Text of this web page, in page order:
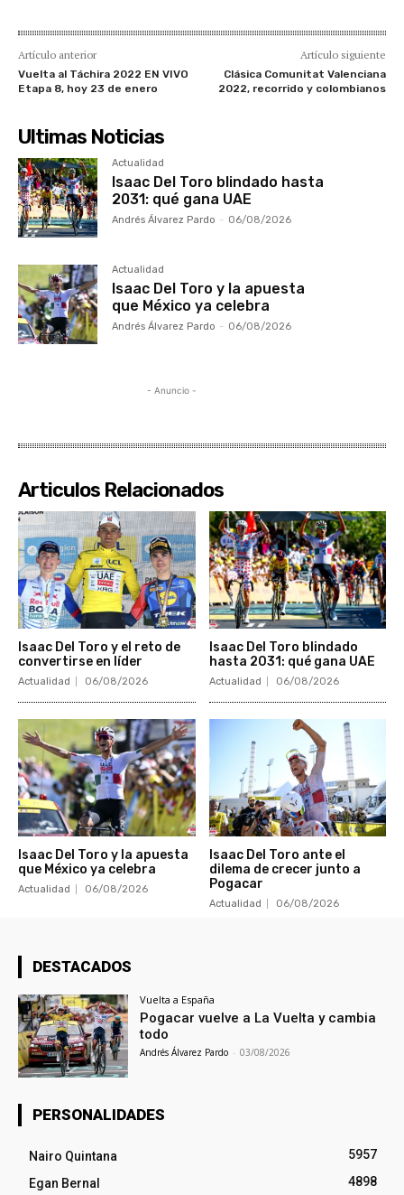
Artículo anterior
Vuelta al Táchira 2022 EN VIVO
Etapa 8, hoy 23 de enero
Artículo siguiente
Clásica Comunitat Valenciana
2022, recorrido y colombianos
Ultimas Noticias
Actualidad
Isaac Del Toro blindado hasta
2031: qué gana UAE
Andrés Álvarez Pardo - 06/08/2026
Actualidad
Isaac Del Toro y la apuesta
que México ya celebra
Andrés Álvarez Pardo - 06/08/2026
- Anuncio -
Articulos Relacionados
Isaac Del Toro y el reto de
convertirse en líder
Actualidad 06/08/2026
Isaac Del Toro blindado
hasta 2031: qué gana UAE
Actualidad 06/08/2026
Isaac Del Toro y la apuesta
que México ya celebra
Actualidad 06/08/2026
Isaac Del Toro ante el
dilema de crecer junto a
Pogacar
Actualidad 06/08/2026
DESTACADOS
Vuelta a España
Pogacar vuelve a La Vuelta y cambia
todo
Andrés Álvarez Pardo - 03/08/2026
PERSONALIDADES
Nairo Quintana
5957
Egan Bernal
4898